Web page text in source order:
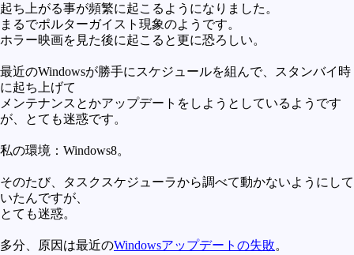
趣味
未確認
テレビドラマとか
アプリケーション操作
プログラミング(C言語)
プログラミング(VBA)
プログラミング(HTML)
プログラミング(PHP)
起ち上がる事が頻繁に起こるようになりました。
まるでポルターガイスト現象のようです。
ホラー映画を見た後に起こると更に恐ろしい。
最近のWindowsが勝手にスケジュールを組んで、スタンバイ時
に起ち上げて
メンテナンスとかアップデートをしようとしているようです
が、とても迷惑です。
私の環境：Windows8。
そのたび、タスクスケジューラから調べて動かないようにして
いたんですが、
とても迷惑。
多分、原因は最近のWindowsアップデートの失敗。